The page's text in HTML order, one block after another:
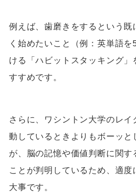
例えば、歯磨きをするという既
く始めたいこと（例：英単語
ける「ハビットスタッキング」
すすめです。
さらに、ワシントン大学のレ
動しているときよりもボーッと
が、脳の記憶や価値判断に関す
ことが判明しているため、適度
大事です。